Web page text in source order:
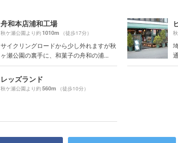
舟和本店浦和工場
秋ケ瀬公園より約1010m （徒歩17分）
サイクリングロードから少し外れますが秋
ヶ瀬公園の裏手に、和菓子の舟和の浦...
レッズランド
秋ケ瀬公園より約560m （徒歩10分）